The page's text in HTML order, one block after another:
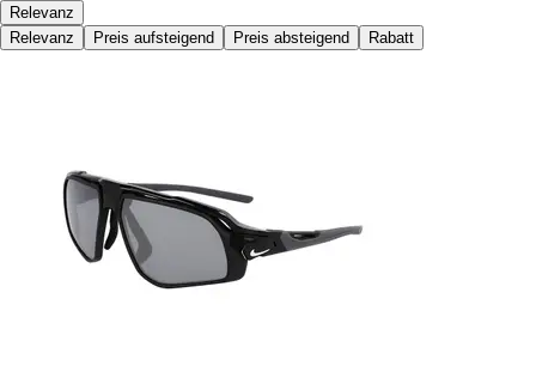
Relevanz
Relevanz
Preis aufsteigend Preis absteigend Rabatt